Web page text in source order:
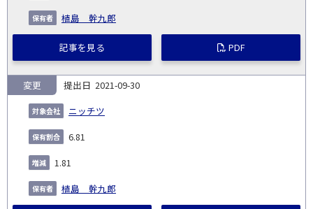
植島 幹九郎
記事を見る PDF
2021-09-30
ニッチツ
変更
6.81
1.81
植島 幹九郎